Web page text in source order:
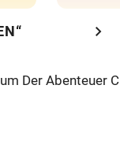
chevron_right